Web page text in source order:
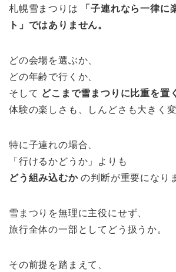
札幌雪まつりは
「子連れなら一律に
ト」ではありません。
どの会場を選ぶか、
どの年齢で行くか、
そして どこまで雪まつりに比重を置
体験の楽しさも、しんどさも大きく変
特に子連れの場合、
「行けるかどうか」よりも
どう組み込むかの判断が重要になり
雪まつりを無理に主役にせず、
旅行全体の一部としてどう扱うか。
その前提を踏まえて、